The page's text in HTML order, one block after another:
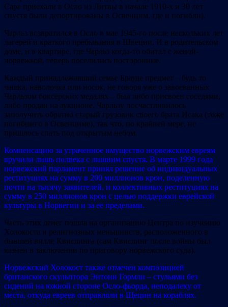
Сара приехали в Осло из Литвы в начале 1910-х и 30 лет
спустя были депортированы в Освенцим, где и погибли).
Чарльз возвратился в Осло в мае 1945-го после нескольких лет
лагерей и краткого пребывания в Швеции. И в родительском
доме, и в квартире, где Чарльз когда-то обитал с женой-
норвежкой, теперь поселились посторонние.
Каждый принадлежавший семье Брауде предмет – будь то
чашка, наволочка или носок, не говоря уже о завоеванных
Чарльзом боксерских медалях – был либо присвоен соседями,
либо продан на аукционе. Чарльзу посчастливилось
заполучить обратно старый грузовик своего брата Исака (тоже
погибшего в Освенциме), так что, по крайней мере, не
пришлось спать под открытым небом.
Компенсацию за утраченное имущество норвежским евреям
вручили лишь полвека с лишним спустя. В марте 1999 года
норвежский парламент принял решение об индивидуальных
реституциях на сумму в 200 миллионов крон, поделенную
почти на тысячу заявителей, и коллективных реституциях на
сумму в 250 миллионов крон с целью поддержки еврейской
культуры в Норвегии и за ее пределами.
Часть этих денег пошла на организацию Центра по изучению
Холокоста и религиозных меньшинств, расположенного в
бывшей вилле Квислинга (сам Квислинг после войны был
казнен в заключении по приговору норвежского суда).
Норвежский Холокост также отмечен композицией
британского скульптора Энтони Гормли – стульями без
сидений на южной стороне Осло-фьорда, неподалеку от
места, откуда евреев отправляли в Щецин на кораблях.